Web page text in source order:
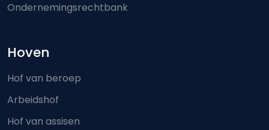
Ondernemingsrechtbank
Hoven
Hof van beroep
Arbeidshof
Hof van assisen